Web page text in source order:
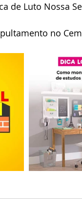
de Luto Nossa
no